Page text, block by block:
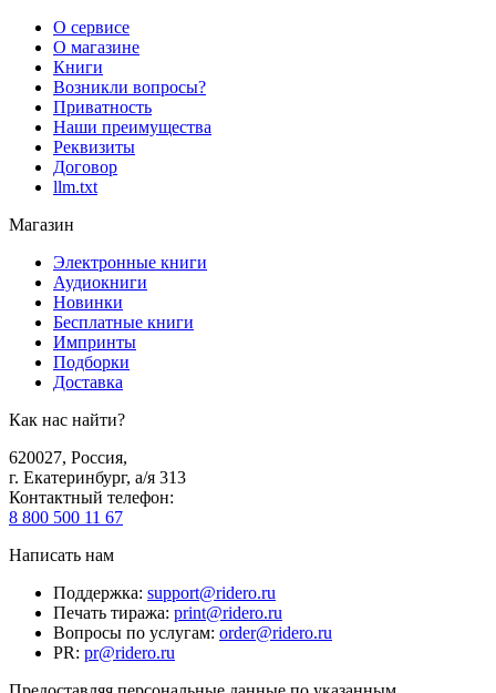
О сервисе
О магазине
Книги
Возникли вопросы?
Приватность
Наши преимущества
Реквизиты
Договор
llm.txt
Магазин
Электронные книги
Аудиокниги
Новинки
Бесплатные книги
Импринты
Подборки
Доставка
Как нас найти?
620027, Россия,
г. Екатеринбург, а/я 313
Контактный телефон:
8 800 500 11 67
Написать нам
Поддержка: support@ridero.ru
Печать тиража: print@ridero.ru
Вопросы по услугам: order@ridero.ru
PR: pr@ridero.ru